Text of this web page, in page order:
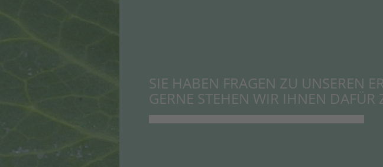
SIE HABEN FRAGEN ZU UNSEREN
GERNE STEHEN WIR IHNEN DAFÜR